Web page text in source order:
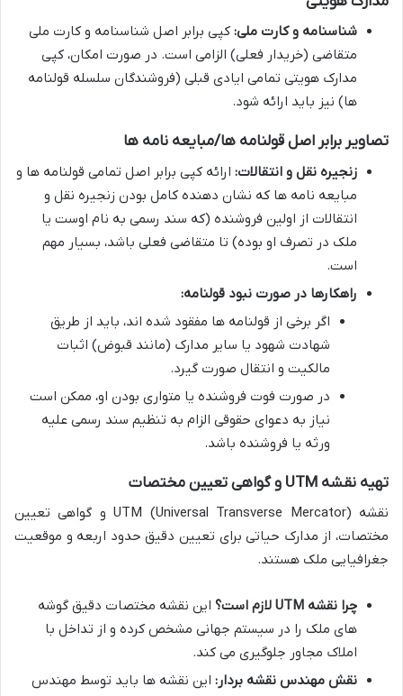
شناسنامه و کارت ملی: کپی برابر اصل شناسنامه و کارت ملی
متقاضی (خریدار فعلی) الزامی است. در صورت امکان، کپی
مدارک هویتی تمامی ایادی قبلی (فروشندگان سلسله قولنامه
ها) نیز باید ارائه شود.
تصاویر برابر اصل قولنامه ها/مبایعه نامه ها
زنجیره نقل و انتقالات: ارائه کپی برابر اصل تمامی قولنامه ها و
مبایعه نامه ها که نشان دهنده کامل بودن زنجیره نقل و
انتقالات از اولین فروشنده (که سند رسمی به نام اوست یا
ملک در تصرف او بوده) تا متقاضی فعلی باشد، بسیار مهم
است.
راهکارها در صورت نبود قولنامه:
اگر برخی از قولنامه ها مفقود شده اند، باید از طریق
شهادت شهود یا سایر مدارک (مانند قبوض) اثبات
مالکیت و انتقال صورت گیرد.
در صورت فوت فروشنده یا متواری بودن او، ممکن است
نیاز به دعوای حقوقی الزام به تنظیم سند رسمی علیه
ورثه یا فروشنده باشد.
تهیه نقشه UTM و گواهی تعیین مختصات
نقشه UTM (Universal Transverse Mercator) و گواهی تعیین
مختصات، از مدارک حیاتی برای تعیین دقیق حدود اربعه و موقعیت
جغرافیایی ملک هستند.
چرا نقشه UTM لازم است؟
این نقشه مختصات دقیق گوشه
های ملک را در سیستم جهانی مشخص کرده و از تداخل با
املاک مجاور جلوگیری می کند.
نقش مهندس نقشه بردار: این نقشه ها باید توسط مهندس